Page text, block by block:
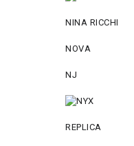
NINA RICCHI
NOVA
NJ
REPLICA